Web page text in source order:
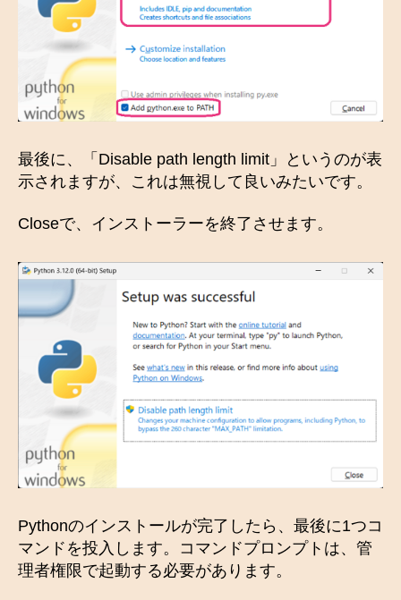
最後に、「Disable path length limit」というのが表
示されますが、これは無視して良いみたいです。
Closeで、インストーラーを終了させます。
Pythonのインストールが完了したら、最後に1つコ
マンドを投入します。コマンドプロンプトは、管
理者権限で起動する必要があります。